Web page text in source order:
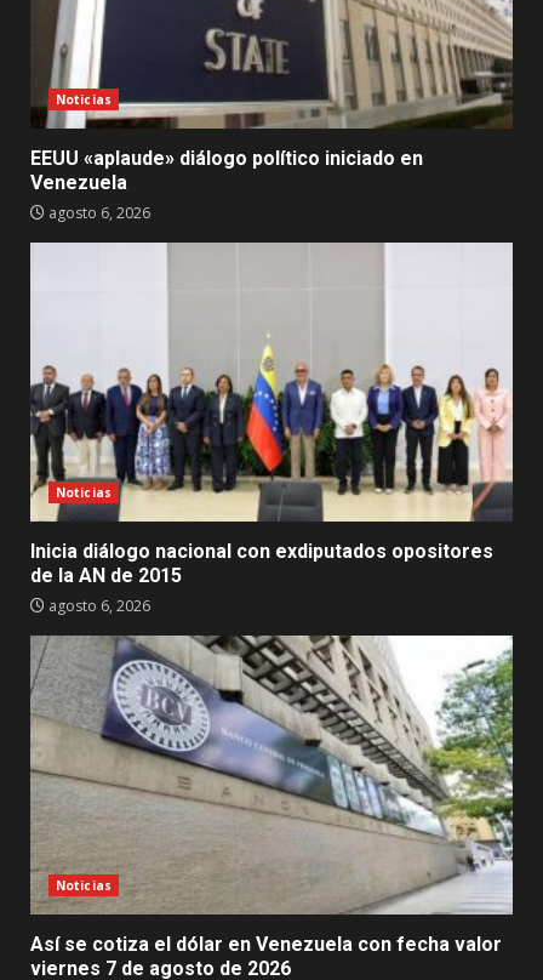
Noticias
EEUU «aplaude» diálogo político iniciado en
Venezuela
agosto 6, 2026
Noticias
Inicia diálogo nacional con exdiputados opositores
de la AN de 2015
agosto 6, 2026
Noticias
Así se cotiza el dólar en Venezuela con fecha valor
viernes 7 de agosto de 2026